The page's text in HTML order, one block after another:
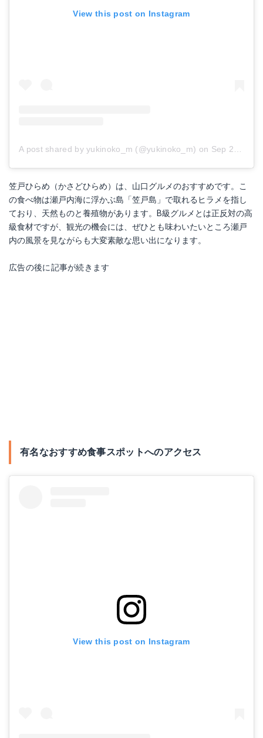
View this post on Instagram
A post shared by yukinoko_m (@yukinoko_m) on Sep 25, 2018 at 12:28am PDT
笠戸ひらめ（かさどひらめ）は、山口グルメのおすすめです。こ
の食べ物は瀬戸内海に浮かぶ島「笠戸島」で取れるヒラメを指し
ており、天然ものと養殖物があります。B級グルメとは正反対の高
級食材ですが、観光の機会には、ぜひとも味わいたいところ瀬戸
内の風景を見ながらも大変素敵な思い出になります。
広告の後に記事が続きます
有名なおすすめ食事スポットへのアクセス
View this post on Instagram